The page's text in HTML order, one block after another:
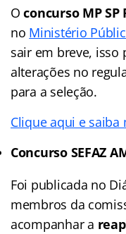
Oconcurso MP
no Ministério
sair em breve, isso
alterações no
para a seleção.
Clique aqui e saiba
Concurso SEFAZ
Foi publicada no
membros da
acompanhar a